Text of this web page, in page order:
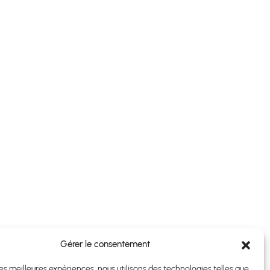
Gérer le consentement